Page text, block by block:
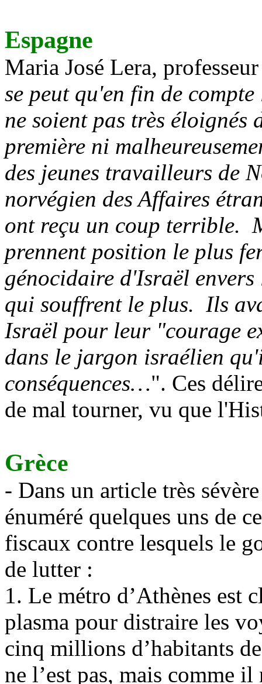
Espagne
Maria José Lera,
se peut qu'en fin de
ne soient pas très éloignés
première ni
des jeunes travailleurs de
norvégien des Affaires
ont reçu un coup terrible.
prennent position le plus
génocidaire d'Israël
qui souffrent le plus. Ils
Israël pour leur "courage
dans le jargon israélien
conséquences…". Ces
de mal tourner, vu que
Grèce
- Dans un article très
énuméré quelques uns de
fiscaux contre lesquels le
de lutter :
1. Le métro d’Athènes est
plasma pour distraire les
cinq millions d’habitants
ne l’est pas, mais comme